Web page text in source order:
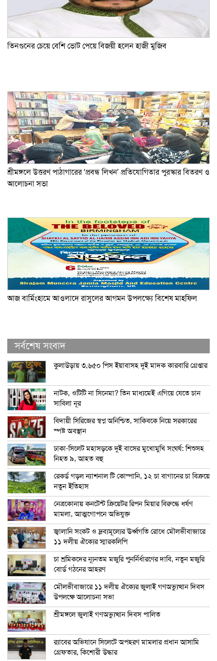
তিনগুনের চেয়ে বেশি ভোট পেয়ে বিজয়ী হলেন হাজী মুজিব
শ্রীমঙ্গলে উত্তরণ পাঠাগারের ‘প্রবন্ধ লিখন’ প্রতিযোগিতার পুরস্কার বিতরণ ও
আলোচনা সভা
আজ বার্মিংহামে আওলাদে রাসুলের আগমন উপলক্ষ্যে বিশেষ মাহফিল
সর্বশেষ সংবাদ
কুলাউড়ায় ৩,৬৫০ পিস ইয়াবাসহ দুই মাদক কারবারি গ্রেপ্তার
নাটক, ওটিটি না সিনেমা? তিন মাধ্যমেই এগিয়ে যেতে চান
সাবিলা নূর
বিদায়ী সিরিজের স্বপ্ন অনিশ্চিত, সাকিবকে নিয়ে সরকারের
স্পষ্ট অবস্থান
ঢাকা-সিলেট মহাসড়কে দুই বাসের মুখোমুখি সংঘর্ষ: শিশুসহ
নিহত ৯, আহত বহু
রেকর্ড গড়ল ন্যাশনাল টি কোম্পানি, ১২ চা বাগানের চা বিক্রয়ে
নতুন ইতিহাস
নেত্রকোনায় কনটেন্ট ক্রিয়েটর রিপন মিয়ার বিরুদ্ধে ধর্ষণ
মামলা, আত্মগোপনে অভিযুক্ত
জ্বালানি সংকট ও দ্রব্যমূল্যের ঊর্ধ্বগতি রোধে মৌলভীবাজারে
১১ দলীয় ঐক্যের স্মারকলিপি
চা শ্রমিকদের ন্যূনতম মজুরি পুনর্নির্ধারণের দাবি, নতুন মজুরি
বোর্ড গঠনের আহরণ
মৌলভীবাজারে ১১ দলীয় ঐক্যের জুলাই গণঅভ্যুত্থান দিবস
উপলক্ষে আলোচনা সভা
শ্রীমঙ্গলে জুলাই গণঅভ্যুত্থান দিবস পালিত
র‍্যাবের অভিযানে সিলেটে অপহরণ মামলার প্রধান আসামি
গ্রেফতার, কিশোরী উদ্ধার